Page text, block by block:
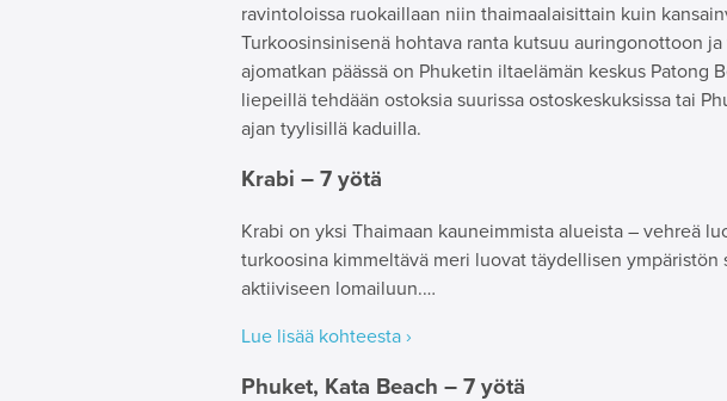
ravintoloissa ruokaillaan niin thaimaalaisittain kuin
Turkoosinsinisenä hohtava ranta kutsuu auringonottoon
ajomatkan päässä on Phuketin iltaelämän keskus Patong
liepeillä tehdään ostoksia suurissa ostoskeskuksissa tai
ajan tyylisillä kaduilla.
Krabi – 7 yötä
Krabi on yksi Thaimaan kauneimmista alueista – vehreä
turkoosina kimmeltävä meri luovat täydellisen
aktiiviseen lomailuun.…
Lue lisää kohteesta ›
Phuket, Kata Beach – 7 yötä